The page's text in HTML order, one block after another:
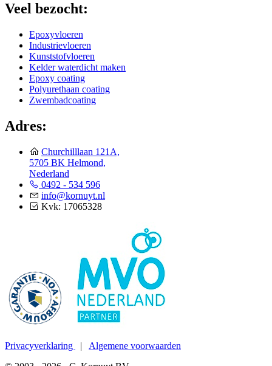
Veel bezocht:
Epoxyvloeren
Industrievloeren
Kunststofvloeren
Kelder waterdicht maken
Epoxy coating
Polyurethaan coating
Zwembadcoating
Adres:
Churchilllaan 121A,
5705 BK Helmond,
Nederland
0492 - 534 596
info@kornuyt.nl
Kvk: 17065328
Privacyverklaring | Algemene voorwaarden